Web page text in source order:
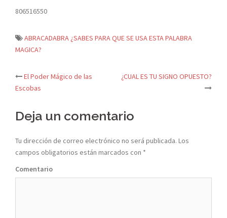
806516550
ABRACADABRA ¿SABES PARA QUE SE USA ESTA PALABRA
MAGICA?
Navegación
de
entradas
El Poder Mágico de las
Escobas
¿CUAL ES TU SIGNO OPUESTO?
Deja un comentario
Tu dirección de correo electrónico no será publicada. Los
campos obligatorios están marcados con *
Comentario